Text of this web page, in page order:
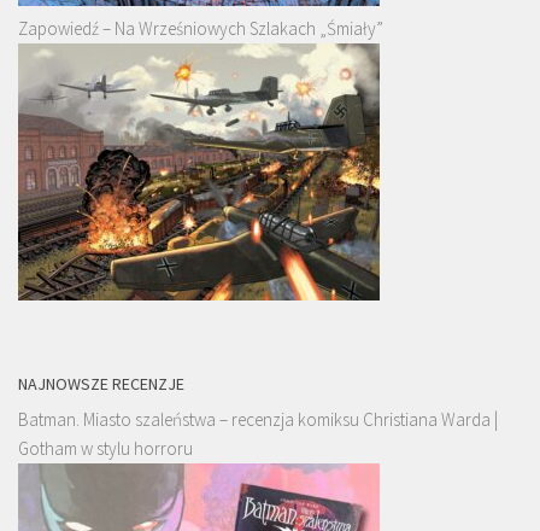
Zapowiedź – Na Wrześniowych Szlakach „Śmiały”
NAJNOWSZE RECENZJE
Batman. Miasto szaleństwa – recenzja komiksu Christiana Warda |
Gotham w stylu horroru